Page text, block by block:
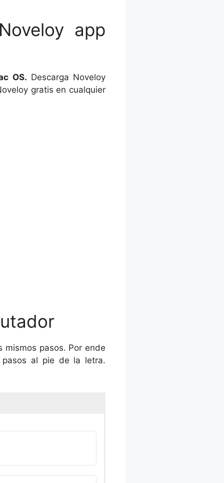
app
OS. Descarga Noveloy
gratis en cualquier
mismos pasos. Por ende
pasos al pie de la letra.